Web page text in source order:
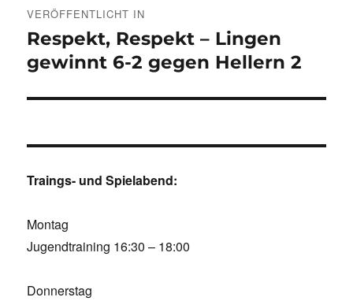
VERÖFFENTLICHT IN
Respekt, Respekt – Lingen
gewinnt 6-2 gegen Hellern 2
Traings- und Spielabend:
Montag
Jugendtraining 16:30 – 18:00
Donnerstag